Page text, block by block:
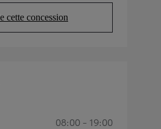
cette concession
(Opens in new tab)
08:00 - 19:00